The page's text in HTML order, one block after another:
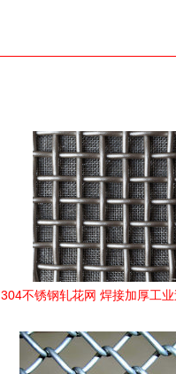
304不锈钢轧花网 焊接加厚工